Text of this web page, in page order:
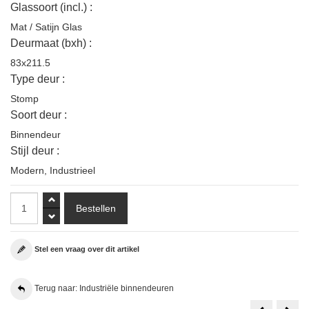
Glassoort (incl.) :
Mat / Satijn Glas
Deurmaat (bxh) :
83x211.5
Type deur :
Stomp
Soort deur :
Binnendeur
Stijl deur :
Modern Industrieel
Stel een vraag over dit artikel
Terug naar: Industriële binnendeuren